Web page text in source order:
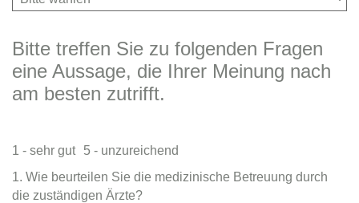
Bitte treffen Sie zu folgenden Fragen
eine Aussage, die Ihrer Meinung nach
am besten zutrifft.
1 - sehr gut
5 - unzureichend
1. Wie beurteilen Sie die medizinische Betreuung durch
die zuständigen Ärzte?